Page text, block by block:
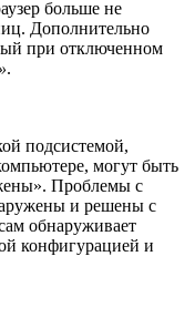
больше не
Дополнительно
при отключенном
.
подсистемой,
могут быть
Проблемы с
и решены с
обнаруживает
конфигурацией и